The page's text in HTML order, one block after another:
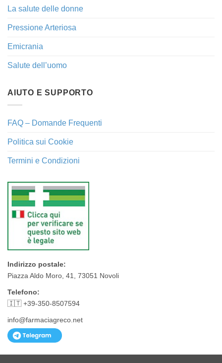
La salute delle donne
Pressione Arteriosa
Emicrania
Salute dell’uomo
AIUTO E SUPPORTO
FAQ – Domande Frequenti
Politica sui Cookie
Termini e Condizioni
Indirizzo postale:
Piazza Aldo Moro, 41, 73051 Novoli
Telefono:
🇮🇹 +39-350-8507594
info@farmaciagreco.net